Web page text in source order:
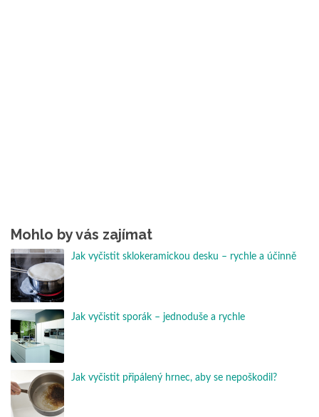
Mohlo by vás zajímat
Jak vyčistit sklokeramickou desku – rychle a účinně
Jak vyčistit sporák – jednoduše a rychle
Jak vyčistit připálený hrnec, aby se nepoškodil?